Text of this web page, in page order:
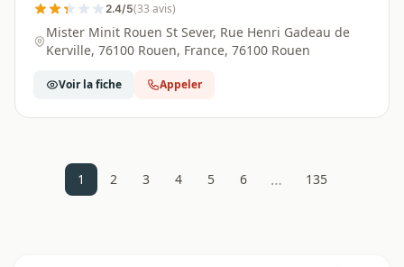
2.4/5(33 avis)
Mister Minit Rouen St Sever, Rue Henri Gadeau de
Kerville, 76100 Rouen, France, 76100 Rouen
Voir la fiche Appeler
1 2 3 4 5 6 … 135